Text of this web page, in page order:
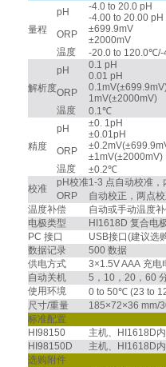
量程
pH
-4.0 to 20.0 pH
-4.00 to 20.00 pH
ORP
±699.9mV
±2000mV
温度
-20.0 to 120.0℃/-
解析度
pH
0.1 pH
0.01 pH
ORP
1mV(±2000mV)
温度
0.1℃
精度
pH
±0. 1pH
±0.01pH
ORP
±1mV(±2000mV)
温度
±0.2℃
校准
pH校准1-3 点自动校准
ORP
自动校正，两点
温度补偿
自动或手动温度
电极类型
HI1618D 复合电
PC 接口
USB接口(建议选
数据记录
500 数据
供电方式
3×1.5V AAA 充电
自动关机
5，10，20，60
使用环境
0 to 50℃ (23 to
尺寸/重量
185×72×36 mm/
标准配置
HI98150
主机、HI1618D
HI98150D
主机、HI1618D
选购附件